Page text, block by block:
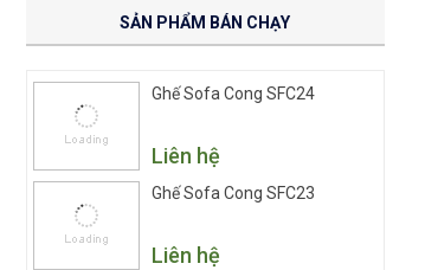
SẢN PHẨM BÁN CHẠY
Ghế Sofa Cong SFC24
Liên hệ
Ghế Sofa Cong SFC23
Liên hệ